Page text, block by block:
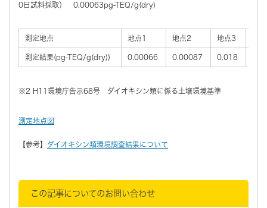
0日試料採取） 0.00063pg-TEQ/g(dry)
測定地点 地点1 地点2 地点3
測定結果(pg-TEQ/g(dry)) 0.00066 0.00087 0.018
※2 H11環境庁告示68号 ダイオキシン類に係る土壌環境基準
測定地点図
【参考】 ダイオキシン類環境調査結果について
この記事についてのお問い合わせ